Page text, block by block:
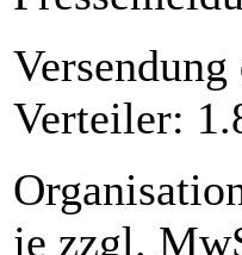
Verteiler:
je zzgl.